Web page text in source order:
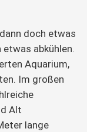
doch etwas
abkühlen.
Aquarium,
Im großen
Alt
lange